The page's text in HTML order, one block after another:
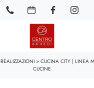
REALIZZAZIONI > CUCINA CITY | LINEA
CUCINE